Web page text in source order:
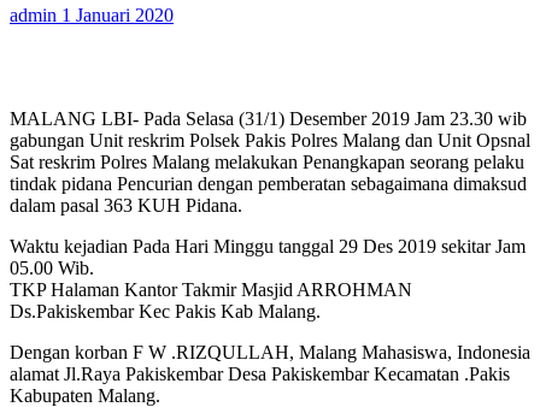
admin 1 Januari 2020
MALANG LBI- Pada Selasa (31/1) Desember 2019 Jam 23.30 wib
gabungan Unit reskrim Polsek Pakis Polres Malang dan Unit Opsnal
Sat reskrim Polres Malang melakukan Penangkapan seorang pelaku
tindak pidana Pencurian dengan pemberatan sebagaimana dimaksud
dalam pasal 363 KUH Pidana.
Waktu kejadian Pada Hari Minggu tanggal 29 Des 2019 sekitar Jam
05.00 Wib.
TKP Halaman Kantor Takmir Masjid ARROHMAN
Ds.Pakiskembar Kec Pakis Kab Malang.
Dengan korban F W .RIZQULLAH, Malang Mahasiswa, Indonesia
alamat Jl.Raya Pakiskembar Desa Pakiskembar Kecamatan .Pakis
Kabupaten Malang.